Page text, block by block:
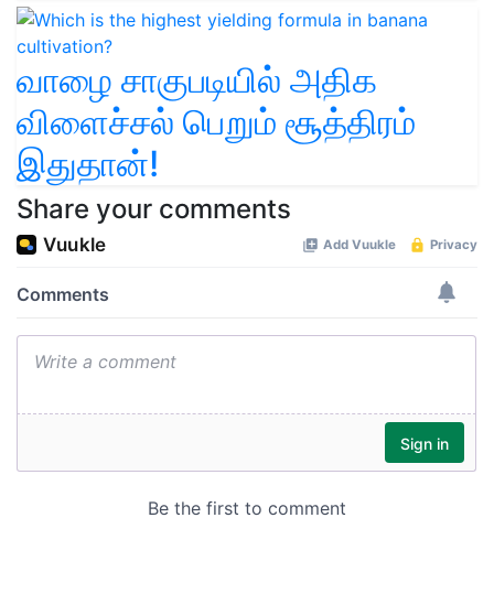
வாழை சாகுபடியில் அதிக
விளைச்சல் பெறும் சூத்திரம்
இதுதான்!
Share your comments